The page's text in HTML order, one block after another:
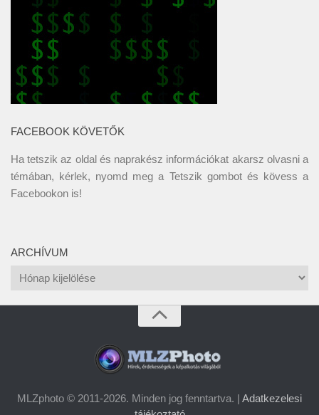
FACEBOOK KÖVETŐK
Ha tetszik az oldal és naprakész információkat akarsz olvasni a
témában, kérlek, nyomd meg a Tetszik gombot és kövess a
Facebookon is!
ARCHÍVUM
Archívum
MLZphoto © 2011-2026. Minden jog fenntartva. | Adatkezelesi